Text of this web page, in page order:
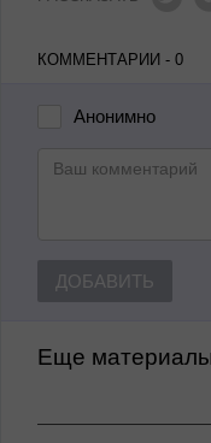
КОММЕНТАРИИ - 0
Анонимно
ДОБАВИТЬ
Еще